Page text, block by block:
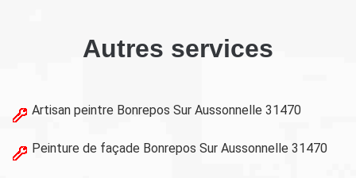
Autres services
Artisan peintre Bonrepos Sur Aussonnelle 31470
Peinture de façade Bonrepos Sur Aussonnelle 31470